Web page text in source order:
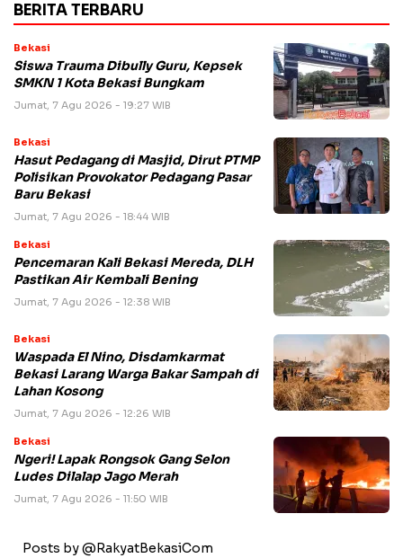
BERITA TERBARU
Bekasi
Siswa Trauma Dibully Guru, Kepsek
SMKN 1 Kota Bekasi Bungkam
Jumat, 7 Agu 2026 - 19:27 WIB
Bekasi
Hasut Pedagang di Masjid, Dirut PTMP
Polisikan Provokator Pedagang Pasar
Baru Bekasi
Jumat, 7 Agu 2026 - 18:44 WIB
Bekasi
Pencemaran Kali Bekasi Mereda, DLH
Pastikan Air Kembali Bening
Jumat, 7 Agu 2026 - 12:38 WIB
Bekasi
Waspada El Nino, Disdamkarmat
Bekasi Larang Warga Bakar Sampah di
Lahan Kosong
Jumat, 7 Agu 2026 - 12:26 WIB
Bekasi
Ngeri! Lapak Rongsok Gang Selon
Ludes Dilalap Jago Merah
Jumat, 7 Agu 2026 - 11:50 WIB
Posts by @RakyatBekasiCom